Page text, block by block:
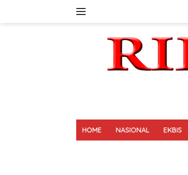
HOME NASIONAL EKBIS